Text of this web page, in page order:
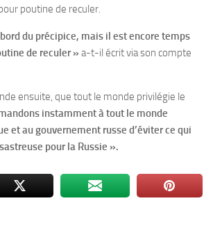
poutine de reculer.
du précipice, mais il est encore temps
de reculer » a-t-il écrit via son compte
ensuite, que tout le monde privilégie le
instamment à tout le monde
et au gouvernement russe d’éviter ce qui
pour la Russie ».